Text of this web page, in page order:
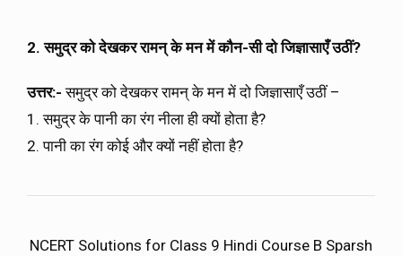
2. समुद्र को देखकर रामन् के मन में कौन-सी दो जिज्ञासाएँ उठीं?
उत्तर:-समुद्र को देखकर रामन् के मन में दो जिज्ञासाएँ उठीं –
1. समुद्र के पानी का रंग नीला ही क्यों होता है?
2. पानी का रंग कोई और क्यों नहीं होता है?
NCERT Solutions for Class 9 Hindi Course B Sparsh